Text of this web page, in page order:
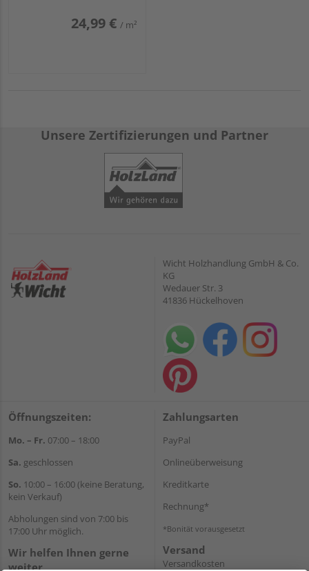
24,99 € / m²
Unsere Zertifizierungen und Partner
Wicht Holzhandlung GmbH & Co.
KG
Wedauer Str. 3
41836 Hückelhoven
Öffnungszeiten:
Mo. – Fr. 07:00 – 18:00
Sa. geschlossen
So. 10:00 – 16:00 (keine Beratung,
kein Verkauf)
Abholungen sind von 7:00 bis
17:00 Uhr möglich.
Wir helfen Ihnen gerne
weiter
Zahlungsarten
PayPal
Onlineüberweisung
Kreditkarte
Rechnung*
*Bonität vorausgesetzt
Versand
Versandkosten